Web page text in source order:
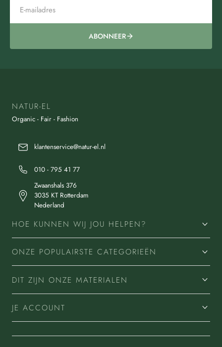
ABONNEER
NATUR-EL
Organic - Fair - Fashion
klantenservice@natur-el.nl
010 - 795 41 77
Zwaanshals 376
3035 KT Rotterdam
Nederland
HOE KUNNEN WIJ JOU HELPEN?
ONZE POPULAIRSTE CATEGORIEËN
DIT ZIJN ONZE MATERIALEN
JE ACCOUNT